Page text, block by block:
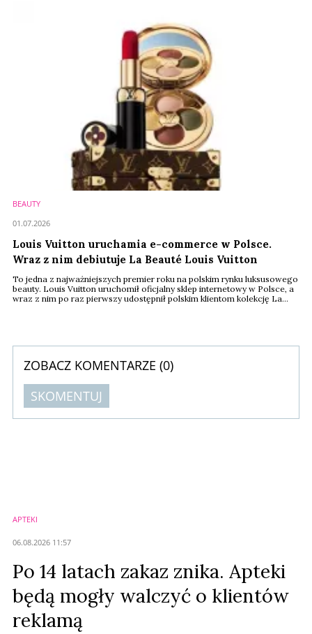
BEAUTY
Louis Vuitton uruchamia e-commerce w Polsce.
Wraz z nim debiutuje La Beauté Louis Vuitton
To jedna z najważniejszych premier roku na polskim rynku luksusowego
beauty. Louis Vuitton uruchomił oficjalny sklep internetowy w Polsce, a
wraz z nim po raz pierwszy udostępnił polskim klientom kolekcję La
01.07.2026
ZOBACZ KOMENTARZE (0)
SKOMENTUJ
APTEKI
06.08.2026 11:57
Po 14 latach zakaz znika. Apteki
będą mogły walczyć o klientów
reklamą